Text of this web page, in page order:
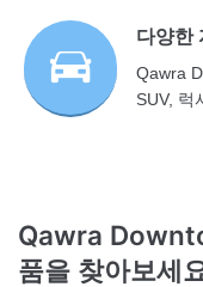
다양한
Qawra
SUV, 럭
Qawra
품을 찾아보세